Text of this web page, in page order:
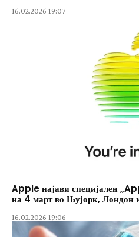
16.02.2026 19:07
Apple најави специјален
на 4 март во Њујорк, Лондон
16.02.2026 19:06